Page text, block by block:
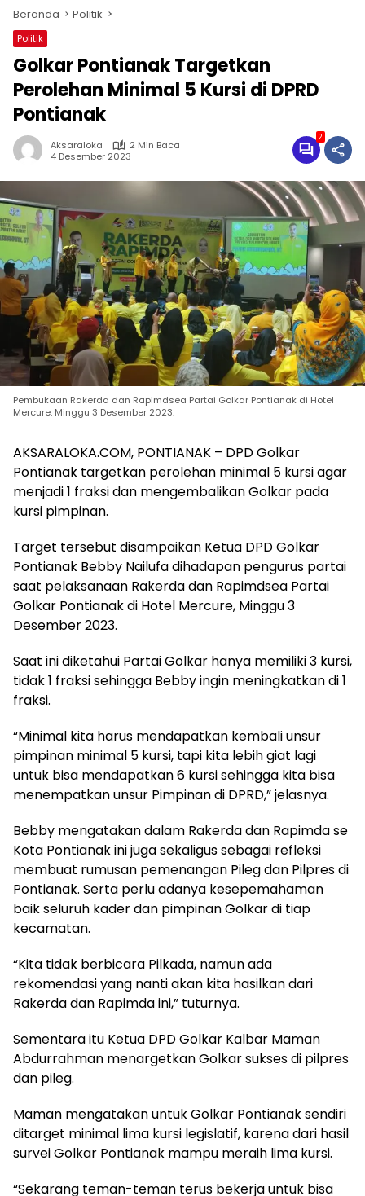
Beranda Politik
Politik
Golkar Pontianak Targetkan
Perolehan Minimal 5 Kursi di DPRD
Pontianak
Aksaraloka
2 Min Baca
4 Desember 2023
2
Pembukaan Rakerda dan Rapimdsea Partai Golkar Pontianak di Hotel
Mercure, Minggu 3 Desember 2023.
AKSARALOKA.COM, PONTIANAK – DPD Golkar
Pontianak targetkan perolehan minimal 5 kursi agar
menjadi 1 fraksi dan mengembalikan Golkar pada
kursi pimpinan.
Target tersebut disampaikan Ketua DPD Golkar
Pontianak Bebby Nailufa dihadapan pengurus partai
saat pelaksanaan Rakerda dan Rapimdsea Partai
Golkar Pontianak di Hotel Mercure, Minggu 3
Desember 2023.
Saat ini diketahui Partai Golkar hanya memiliki 3 kursi,
tidak 1 fraksi sehingga Bebby ingin meningkatkan di 1
fraksi.
“Minimal kita harus mendapatkan kembali unsur
pimpinan minimal 5 kursi, tapi kita lebih giat lagi
untuk bisa mendapatkan 6 kursi sehingga kita bisa
menempatkan unsur Pimpinan di DPRD,” jelasnya.
Bebby mengatakan dalam Rakerda dan Rapimda se
Kota Pontianak ini juga sekaligus sebagai refleksi
membuat rumusan pemenangan Pileg dan Pilpres di
Pontianak. Serta perlu adanya kesepemahaman
baik seluruh kader dan pimpinan Golkar di tiap
kecamatan.
“Kita tidak berbicara Pilkada, namun ada
rekomendasi yang nanti akan kita hasilkan dari
Rakerda dan Rapimda ini,” tuturnya.
Sementara itu Ketua DPD Golkar Kalbar Maman
Abdurrahman menargetkan Golkar sukses di pilpres
dan pileg.
Maman mengatakan untuk Golkar Pontianak sendiri
ditarget minimal lima kursi legislatif, karena dari hasil
survei Golkar Pontianak mampu meraih lima kursi.
“Sekarang teman-teman terus bekerja untuk bisa